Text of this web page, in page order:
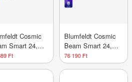
Cosmic
Smart 24,
2400 W,
Ft
Blumfeldt Cosmic
Beam Smart 24,
infravörös
hősugárzó, 2400 W,
76 190 Ft